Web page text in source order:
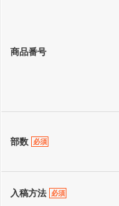
商品番号
部数 必須
入稿方法 必須